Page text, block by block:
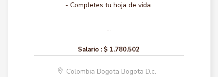
- Completes tu hoja de vida.
...
Salario : $ 1.780.502
Colombia Bogota Bogota D.c.